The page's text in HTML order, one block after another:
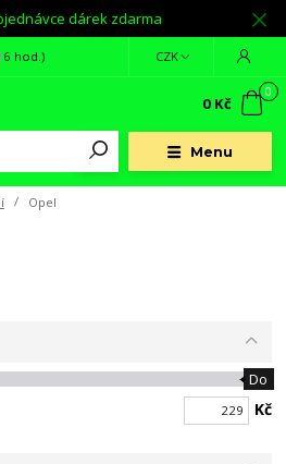
dárek zdarma
Menu
CZK
hod.)
0
0 Kč
Opel
Do
Kč